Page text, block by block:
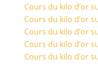
Cours du kilo d’or
Cours du kilo d’or
Cours du kilo d’or
Cours du kilo d’or
Cours du kilo d’or